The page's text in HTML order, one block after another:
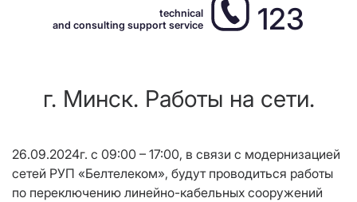
technical
and consulting support service
123
г. Минск. Работы на сети.
26.09.2024г. с 09:00 – 17:00, в связи с модернизацией
сетей РУП «Белтелеком», будут проводиться работы
по переключению линейно-кабельных сооружений